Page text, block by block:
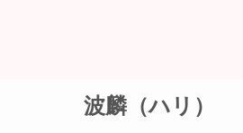
波麟（ハリ）